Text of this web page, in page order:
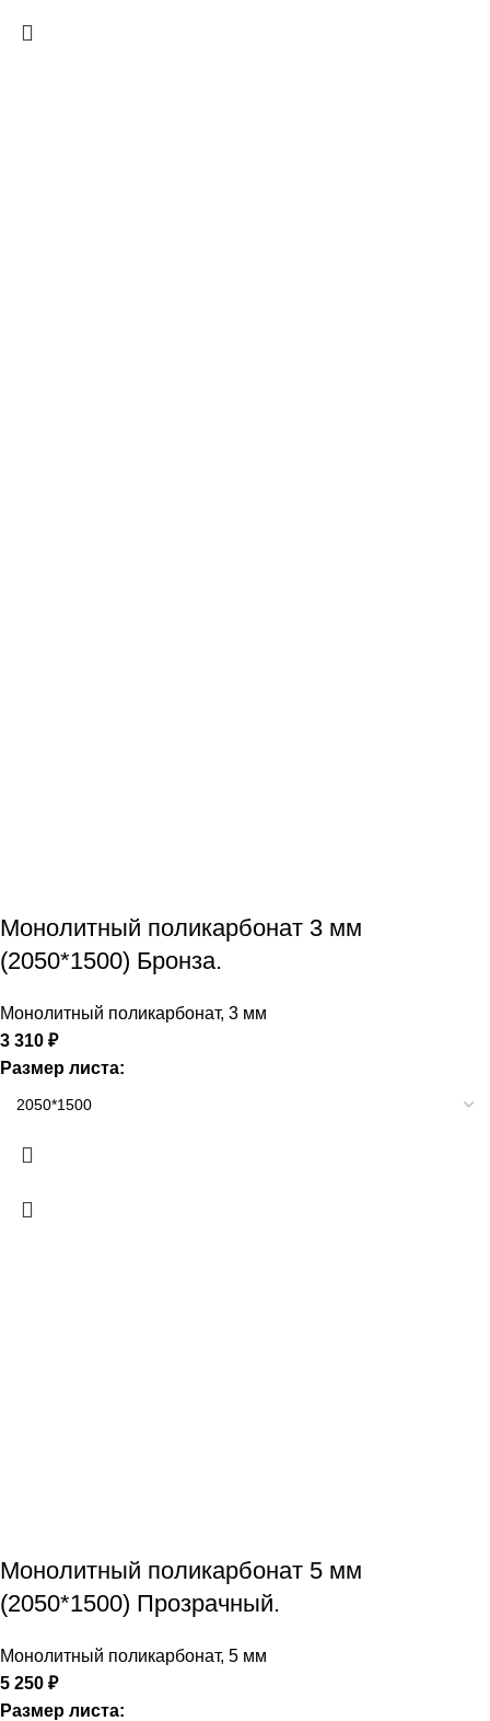
Монолитный поликарбонат 3 мм
(2050*1500) Бронза.
Монолитный поликарбонат, 3 мм
3 310 ₽
Размер листа:
Монолитный поликарбонат 5 мм
(2050*1500) Прозрачный.
Монолитный поликарбонат, 5 мм
5 250 ₽
Размер листа: